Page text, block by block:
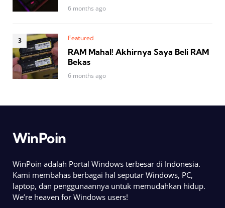
6 months ago
Featured
RAM Mahal! Akhirnya Saya Beli RAM
Bekas
6 months ago
WinPoin
WinPoin adalah Portal Windows terbesar di Indonesia.
Kami membahas berbagai hal seputar Windows, PC,
laptop, dan penggunaannya untuk memudahkan hidup.
We’re heaven for Windows users!